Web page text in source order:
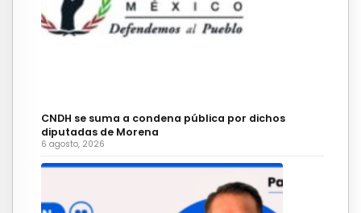
CNDH se suma a condena pública por dichos
diputadas de Morena
6 agosto, 2026